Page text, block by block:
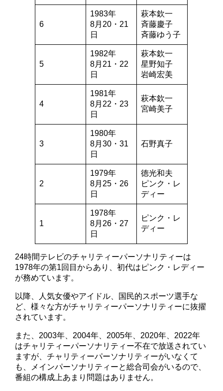
6
1983年
8月20・21
日
萩本欽一
斉藤慶子
斉藤ゆう子
5
1982年
8月21・22
日
萩本欽一
星野知子
岩崎宏美
4
1981年
8月22・23
日
萩本欽一
宮崎美子
3
1980年
8月30・31
日
石野真子
2
1979年
8月25・26
日
徳光和夫
ピンク・レ
ディー
1
1978年
8月26・27
日
ピンク・レ
ディー
24時間テレビのチャリティーパーソナリティーは
1978年の第1回目からあり、初代はピンク・レディー
が務めています。
以降、人気女優やアイドル、国民的スポーツ選手な
ど、様々な方がチャリティーパーソナリティーに抜擢
されています。
また、2003年、2004年、2005年、2020年、2022年
はチャリティーパーソナリティー不在で放送されてい
ますが、チャリティーパーソナリティーがいなくて
も、メインパーソナリティーと総合司会がいるので、
番組の構成上あまり問題はありません。